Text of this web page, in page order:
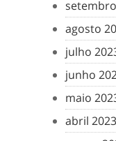
agosto
julho
junho
maio
abril 2023